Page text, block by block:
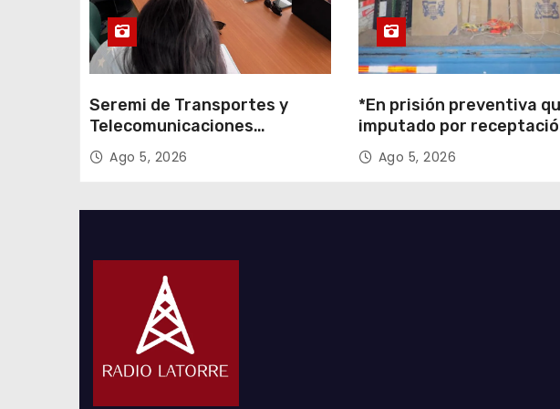
a
s
Seremi de Transportes y
Telecomunicaciones
encabezó primera mesa de
coordinación para el retiro de
Ago 5, 2026
*En prisión preventiva
imputado por
cigarrillos avaluados en
$1.600 millones*
Ago 5, 2026